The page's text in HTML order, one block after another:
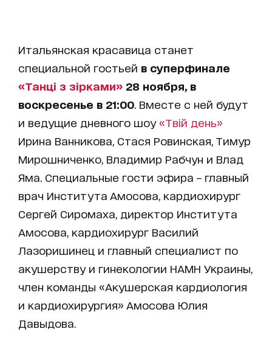
Итальянская красавица станет
специальной гостьей в суперфинале
«Танці з зірками» 28 ноября, в
воскресенье в 21:00 . Вместе с ней будут
и ведущие дневного шоу «Твій день»
Ирина Ванникова, Стася Ровинская, Тимур
Мирошниченко, Владимир Рабчун и Влад
Яма. Специальные гости эфира – главный
врач Института Амосова, кардиохирург
Сергей Сиромаха, директор Института
Амосова, кардиохирург Василий
Лазоришинец и главный специалист по
акушерству и гинекологии НАМН Украины,
член команды «Акушерская кардиология
и кардиохирургия» Амосова Юлия
Давыдова.